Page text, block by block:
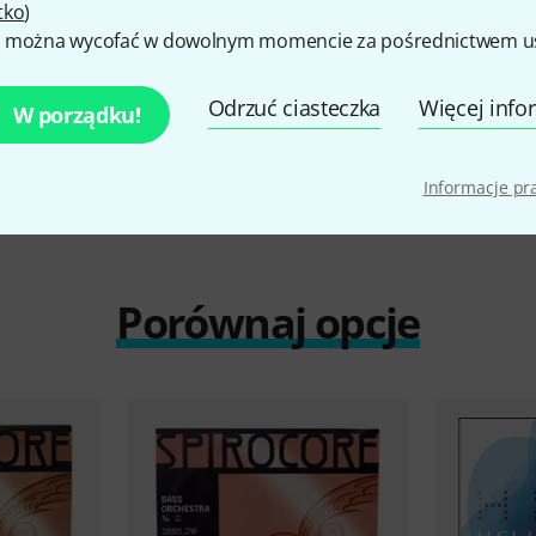
)
można wycofać w dowolnym momencie za pośrednictwem
W porządku! Odrzuć ciasteczka Więcej
Informacje
Porównaj opcje